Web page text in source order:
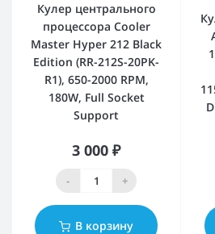
Кулер центрального
процессора Cooler
Master Hyper 212 Black
Edition (RR-212S-20PK-
R1), 650-2000 RPM,
180W, Full Socket
Support
3 000 ₽
- +
В корзину